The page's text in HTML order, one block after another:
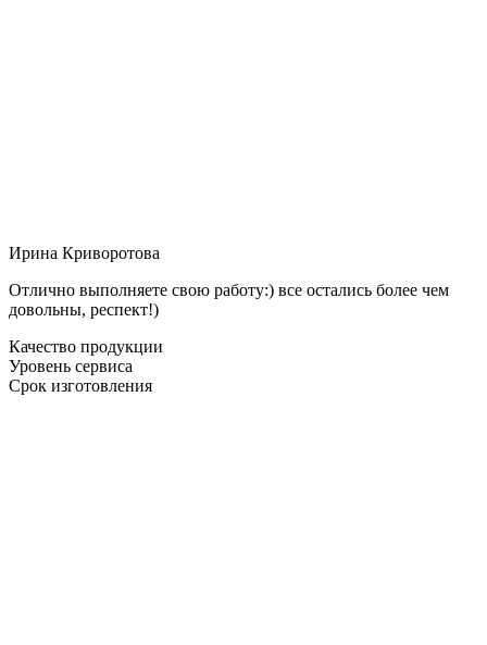
Ирина Криворотова
Отлично выполняете свою работу:) все остались более чем
довольны, респект!)
Качество продукции
Уровень сервиса
Срок изготовления